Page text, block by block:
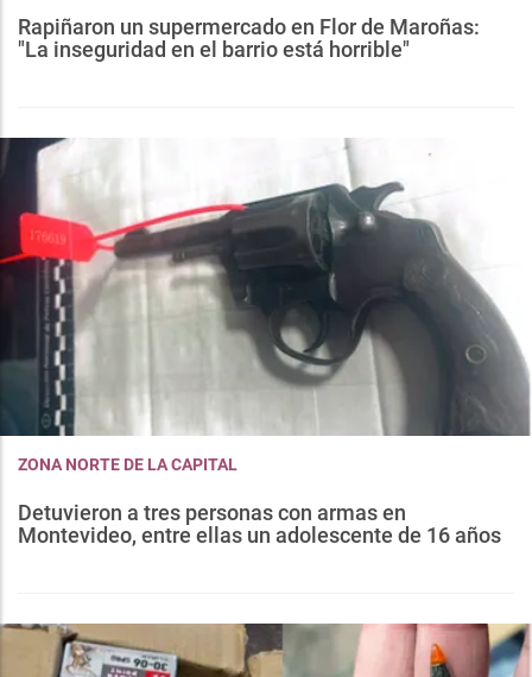
Rapiñaron un supermercado en Flor de Maroñas:
"La inseguridad en el barrio está horrible"
ZONA NORTE DE LA CAPITAL
Detuvieron a tres personas con armas en
Montevideo, entre ellas un adolescente de 16 años